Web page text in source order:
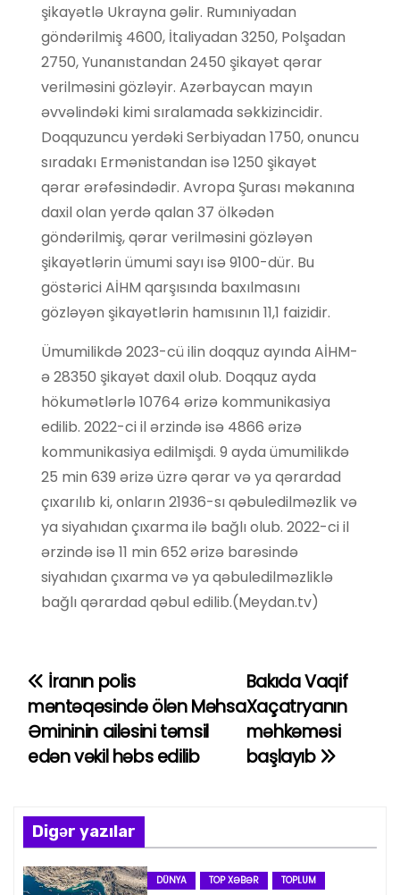
şikayətlə Ukrayna gəlir. Rumıniyadan
göndərilmiş 4600, İtaliyadan 3250, Polşadan
2750, Yunanıstandan 2450 şikayət qərar
verilməsini gözləyir. Azərbaycan mayın
əvvəlindəki kimi sıralamada səkkizincidir.
Doqquzuncu yerdəki Serbiyadan 1750, onuncu
sıradakı Ermənistandan isə 1250 şikayət
qərar ərəfəsindədir. Avropa Şurası məkanına
daxil olan yerdə qalan 37 ölkədən
göndərilmiş, qərar verilməsini gözləyən
şikayətlərin ümumi sayı isə 9100-dür. Bu
göstərici AİHM qarşısında baxılmasını
gözləyən şikayətlərin hamısının 11,1 faizidir.
Ümumilikdə 2023-cü ilin doqquz ayında AİHM-
ə 28350 şikayət daxil olub. Doqquz ayda
hökumətlərlə 10764 ərizə kommunikasiya
edilib. 2022-ci il ərzində isə 4866 ərizə
kommunikasiya edilmişdi. 9 ayda ümumilikdə
25 min 639 ərizə üzrə qərar və ya qərardad
çıxarılıb ki, onların 21936-sı qəbuledilməzlik və
ya siyahıdan çıxarma ilə bağlı olub. 2022-ci il
ərzində isə 11 min 652 ərizə barəsində
siyahıdan çıxarma və ya qəbuledilməzliklə
bağlı qərardad qəbul edilib.(Meydan.tv)
Y
a
z
n
a
Bakıda Vaqif
Xaçatryanın
məhkəməsi
başlayıb
İranın polis
məntəqəsində ölən Məhsa
Əmininin ailəsini təmsil
edən vəkil həbs edilib
Digər yazılar
DÜNYA TOP XƏBƏR TOPLUM